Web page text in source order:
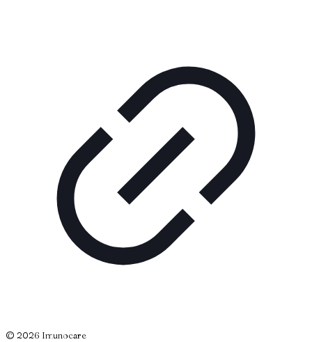
© 2026 Imunocare